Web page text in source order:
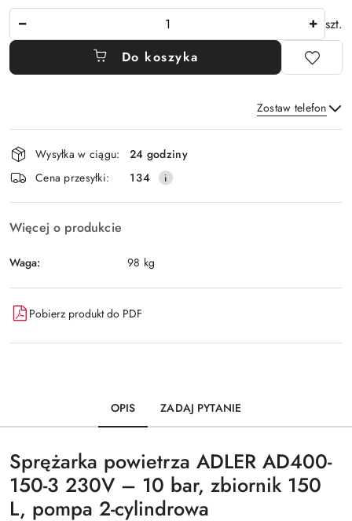
szt.
Do koszyka
Zostaw telefon
Wyślij
Dostępność
i
dostawa
Wysyłka w ciągu:
24 godziny
Cena przesyłki:
134
Więcej o produkcie
Waga: 98 kg
Pobierz produkt do PDF
OPIS ZADAJ PYTANIE
Sprężarka powietrza ADLER AD400-
150-3 230V – 10 bar, zbiornik 150
L, pompa 2-cylindrowa